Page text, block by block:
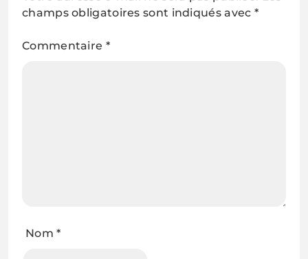
champs obligatoires sont indiqués avec *
Commentaire *
Nom*